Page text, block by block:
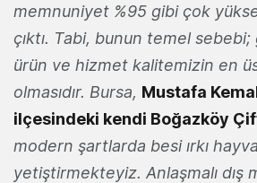
memnuniyet %95 gibi çok
çıktı. Tabi, bunun temel
ürün ve hizmet kalitemizin en
olmasıdır. Bursa, Mustafa
ilçesindeki kendi Boğazköy
modern şartlarda besi ırkı
yetiştirmekteyiz. Anlaşmalı dış